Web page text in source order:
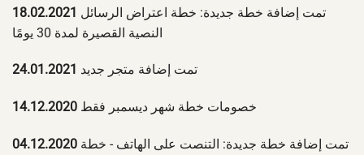
18.02.2021
النصية القصيرة لمدة 30 يومًا
24.01.2021 تمت إضافة متجر جديد
14.12.2020 خصومات خطة شهر ديسمبر فقط
04.12.2020